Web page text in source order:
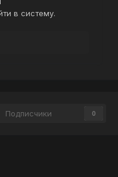
в систему.
Подписчики 0